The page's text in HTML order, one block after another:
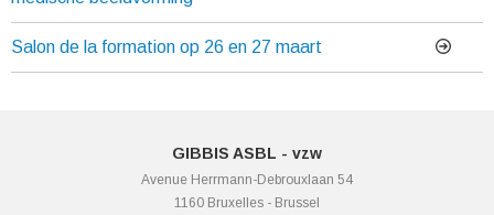
Salon de la formation op 26 en 27 maart
GIBBIS ASBL - vzw
Avenue Herrmann-Debrouxlaan 54
1160 Bruxelles - Brussel